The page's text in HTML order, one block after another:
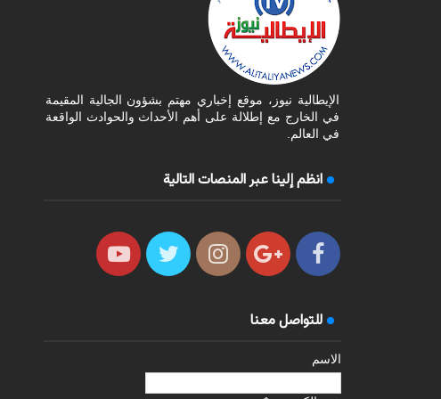
الإيطالية نيوز، موقع إخباري مهتم بشؤون الجالية المقيمة
في الخارج مع إطلالة على أهم الأحداث والحوادث الواقعة
في العالم.
انظم إلينا عبر المنصات التالية
للتواصل معنا
الاسم